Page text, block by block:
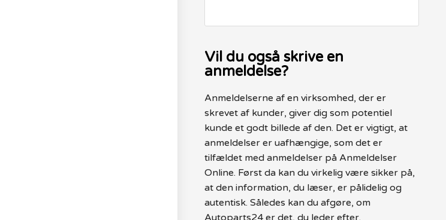
Vil du også skrive en
anmeldelse?
Anmeldelserne af en virksomhed, der er
skrevet af kunder, giver dig som potentiel
kunde et godt billede af den. Det er vigtigt, at
anmeldelser er uafhængige, som det er
tilfældet med anmeldelser på Anmeldelser
Online. Først da kan du virkelig være sikker på,
at den information, du læser, er pålidelig og
autentisk. Således kan du afgøre, om